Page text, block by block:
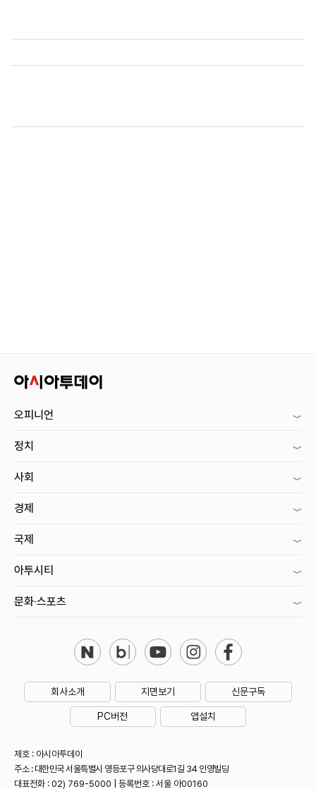
오피니언
정치
사회
경제
국제
아투시티
문화·스포츠
회사소개 지면보기 신문구독
PC버전 앱설치
제호 : 아시아투데이
주소 : 대한민국 서울특별시 영등포구 의사당대로1길 34 인영빌딩
대표전화 : 02) 769-5000 | 등록번호 : 서울 아00160